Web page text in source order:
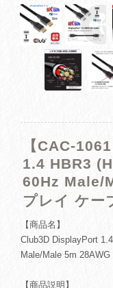
【CAC-
1.4 HBR3
60Hz Male/
プレイ ケー
【商品名】
Club3D DisplayPort
Male/Male 5m
【商品説明】